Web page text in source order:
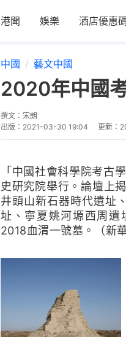
港聞 娛樂 酒店優惠
中國 藝文中國
2020年中國
撰文： 宋朗
出版： 2021-03-30 19:04 更新：
「中國社會科學院考古
史研究院舉行。論壇上
井頭山新石器時代遺址
址、寧夏姚河塬西周遺
2018血渭一號墓。（新華